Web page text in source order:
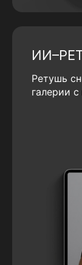
Ретушь
галерии